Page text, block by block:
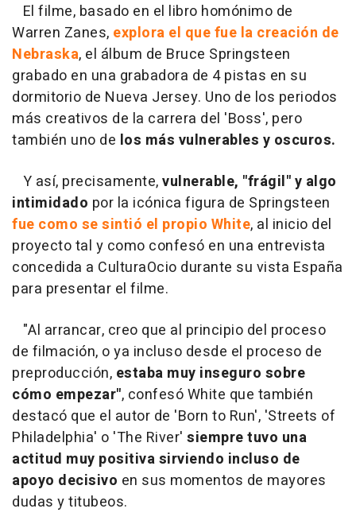
El filme, basado en el libro homónimo de
Warren Zanes, explora el que fue la creación de
Nebraska, el álbum de Bruce Springsteen
grabado en una grabadora de 4 pistas en su
dormitorio de Nueva Jersey. Uno de los periodos
más creativos de la carrera del 'Boss', pero
también uno de los más vulnerables y oscuros.
Y así, precisamente,vulnerable, "frágil" y algo
intimidado por la icónica figura de Springsteen
fue como se sintió el propio White, al inicio del
proyecto tal y como confesó en una entrevista
concedida a CulturaOcio durante su vista España
para presentar el filme.
"Al arrancar, creo que al principio del proceso
de filmación, o ya incluso desde el proceso de
preproducción, estaba muy inseguro sobre
cómo empezar", confesó White que también
destacó que el autor de 'Born to Run', 'Streets of
Philadelphia' o 'The River' siempre tuvo una
actitud muy positiva sirviendo incluso de
apoyo decisivo en sus momentos de mayores
dudas y titubeos.